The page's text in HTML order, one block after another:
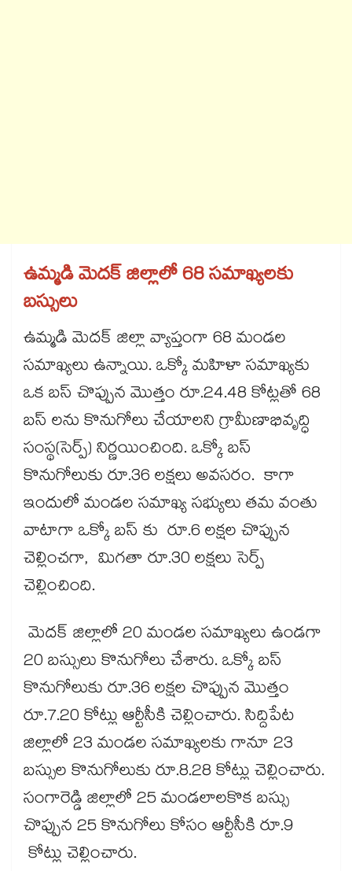
ఉమ్మడి మెదక్‌‌‌‌‌‌‌‌‌‌‌‌‌‌‌‌‌‌‌‌‌‌‌‌‌‌‌‌‌‌‌‌‌‌‌‌‌‌‌‌‌‌‌‌‌‌‌‌‌‌‌‌‌‌‌‌‌‌‌‌‌‌‌‌‌‌‌‌‌‌‌‌‌‌‌‌‌‌‌‌‌‌‌‌‌‌‌‌‌‌‌‌‌‌‌‌‌‌‌‌‌‌‌‌‌‌‌‌‌‌‌‌‌‌‌‌‌‌‌‌‌‌‌‌‌‌‌‌‌‌‌‌‌‌‌‌‌‌‌‌‌‌‌‌‌‌‌‌‌‌‌‌‌‌‌‌‌‌‌‌‌‌‌‌‌‌‌‌‌‌‌‌‌‌‌‌‌‌‌‌‌‌‌‌‌‌‌‌‌‌‌‌‌‌‌‌‌‌‌‌‌‌‌‌‌‌‌‌‌‌‌‌‌‌‌‌‌‌‌‌‌‌‌‌‌‌‌‌‌‌‌‌‌‌‌‌‌‌‌‌‌‌‌‌‌‌‌‌‌‌‌‌‌‌‌‌ జిల్లాలో 68 సమాఖ్యలకు
బస్సులు
ఉమ్మడి మెదక్ జిల్లా వ్యాప్తంగా 68 మండల
సమాఖ్యలు ఉన్నాయి. ఒక్కో మహిళా సమాఖ్యకు
ఒక బస్ చొప్పున మొత్తం రూ.24.48 కోట్లతో 68
బస్ లను కొనుగోలు చేయాలని గ్రామీణాభివృద్ధి
సంస్థ(సెర్ప్‌‌‌‌‌‌‌‌‌‌‌‌‌‌‌‌‌‌‌‌‌‌‌‌‌‌‌‌‌‌‌‌‌‌‌‌‌‌‌‌‌‌‌‌‌‌‌‌‌‌‌‌‌‌‌‌‌‌‌‌‌‌‌‌‌‌‌‌‌‌‌‌‌‌‌‌‌‌‌‌‌‌‌‌‌‌‌‌‌‌‌‌‌‌‌‌‌‌‌‌‌‌‌‌‌‌‌‌‌‌‌‌‌‌‌‌‌‌‌‌‌‌‌‌‌‌‌‌‌‌‌‌‌‌‌‌‌‌‌‌‌‌‌‌‌‌‌‌‌‌‌‌‌‌‌‌‌‌‌‌‌‌‌‌‌‌‌‌‌‌‌‌‌‌‌‌‌‌‌‌‌‌‌‌‌‌‌‌‌‌‌‌‌‌‌‌‌‌‌‌‌‌‌‌‌‌‌‌‌‌‌‌‌‌‌‌‌‌‌‌‌‌‌‌‌‌‌‌‌‌‌‌‌‌‌‌‌‌‌‌‌‌‌‌‌‌‌‌‌‌‌‌‌‌‌‌) నిర్ణయించింది. ఒక్కో బస్
కొనుగోలుకు రూ.36 లక్షలు అవసరం. కాగా
ఇందులో మండల సమాఖ్య సభ్యులు తమ వంతు
వాటాగా ఒక్కో బస్ కు రూ.6 లక్షల చొప్పున
చెల్లించగా, మిగతా రూ.30 లక్షలు సెర్ప్
చెల్లించింది.
మెదక్ జిల్లాలో 20 మండల సమాఖ్యలు ఉండగా
20 బస్సులు కొనుగోలు చేశారు. ఒక్కో బస్
కొనుగోలుకు రూ.36 లక్షల చొప్పున మొత్తం
రూ.7.20 కోట్లు ఆర్టీసీకి చెల్లించారు. సిద్దిపేట
జిల్లాలో 23 మండల సమాఖ్యలకు గానూ 23
బస్సుల కొనుగోలుకు రూ.8.28 కోట్లు చెల్లించారు.
సంగారెడ్డి జిల్లాలో 25 మండలాలకొక బస్సు
చొప్పున 25 కొనుగోలు కోసం ఆర్టీసీకి రూ.9
కోట్లు చెల్లించారు.